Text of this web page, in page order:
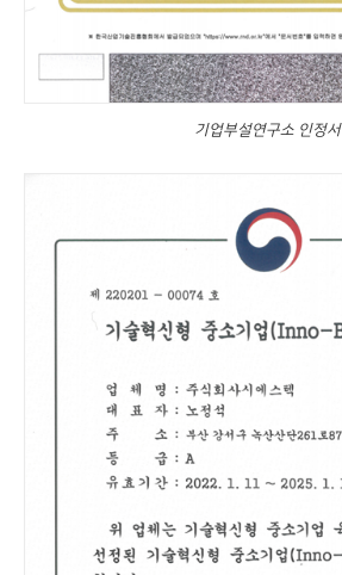
기업부설연구소 인정서